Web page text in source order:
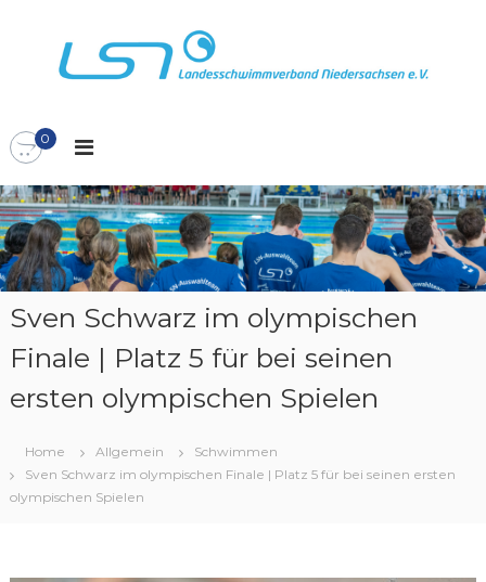
t
s
p
r
i
a
n
e
s
s
c
h
w
i
m
e
r
N 0
Sven Schwarz im olympischen
Finale | Platz 5 für bei seinen
ersten olympischen Spielen
Home Allgemein
Schwimmen
Sven Schwarz im olympischen Finale | Platz 5 für bei seinen ersten
olympischen Spielen